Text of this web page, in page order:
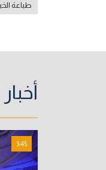
طباعة
3:45